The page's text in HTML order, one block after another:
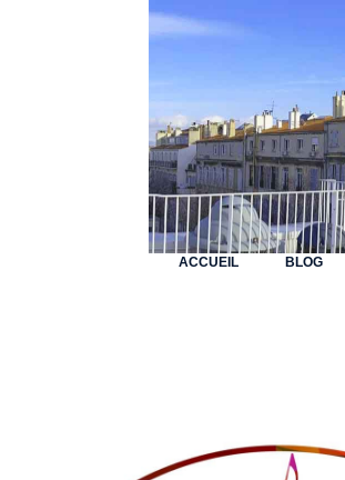
ACCUEIL BLOG